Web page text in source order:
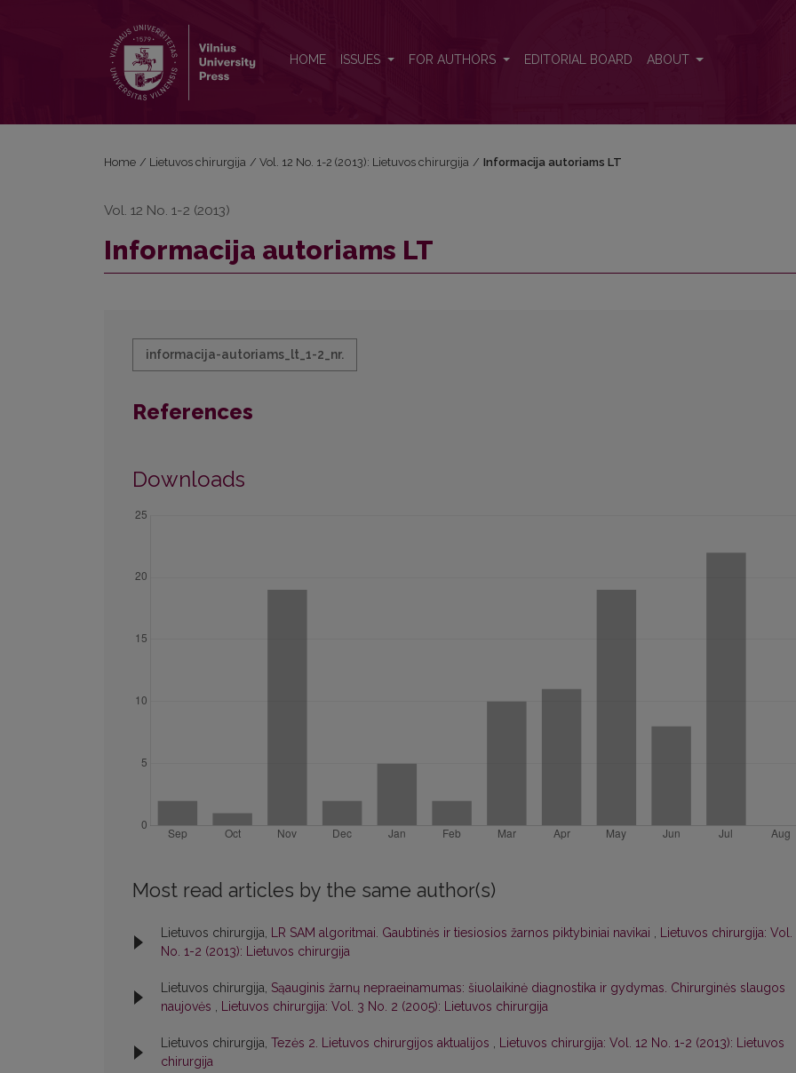
HOME ISSUES FOR AUTHORS EDITORIAL BOARD ABOUT
Home / Lietuvos chirurgija / Vol. 12 No. 1-2 (2013): Lietuvos chirurgija / Informacija autoriams LT
Vol. 12 No. 1-2 (2013)
Informacija autoriams LT
informacija-autoriams_lt_1-2_nr.
References
Downloads
Most read articles by the same author(s)
Lietuvos chirurgija, LR SAM algoritmai. Gaubtinės ir tiesiosios žarnos piktybiniai navikai , Lietuvos chirurgija: Vol.
No. 1-2 (2013): Lietuvos chirurgija
Lietuvos chirurgija, Sąauginis žarnų nepraeinamumas: šiuolaikinė diagnostika ir gydymas. Chirurginės slaugos
naujovės , Lietuvos chirurgija: Vol. 3 No. 2 (2005): Lietuvos chirurgija
Lietuvos chirurgija, Tezės 2. Lietuvos chirurgijos aktualijos , Lietuvos chirurgija: Vol. 12 No. 1-2 (2013): Lietuvos
chirurgija